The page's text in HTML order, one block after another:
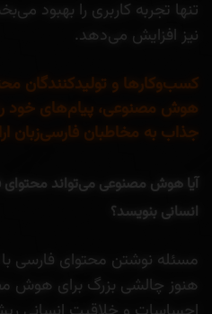
تنها تجربه کاربری را بهبود
نیز افزایش می‌دهد.
کسب‌وکارها و تولیدکنندگان
هوش مصنوعی، پیام‌های خود
جذاب به مخاطبان فارسی‌زبان
آیا هوش مصنوعی می‌تواند
انسانی بنویسد؟
مسئله نوشتن محتوای فارسی
هنوز چالشی بزرگ برای